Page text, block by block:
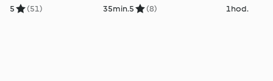
5 (51) 35min.5 (8) 1hod.